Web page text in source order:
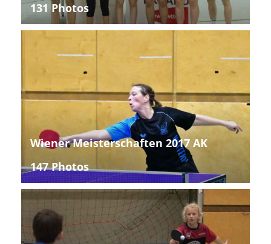
131 Photos
Wiener Meisterschaften 2017 AK
147 Photos